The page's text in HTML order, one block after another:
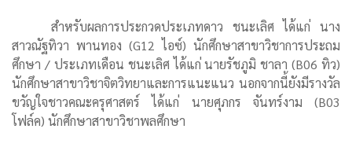
สำหรับผลการประกวดประเภทดาว ชนะเลิศ ได้แก่ นาง
สาวณัฐทิวา พานทอง (G12 ไอซ์) นักศึกษาสาขาวิชาการประถม
ศึกษา / ประเภทเดือน ชนะเลิศ ได้แก่ นายรัชภูมิ ชาลา (B06 ทิว)
นักศึกษาสาขาวิชาจิตวิทยาและการแนะแนว นอกจากนี้ยังมีรางวัล
ขวัญใจชาวคณะครุศาสตร์ ได้แก่ นายศุภกร จันทร์งาม (B03
โฟล์ค) นักศึกษาสาขาวิชาพลศึกษา